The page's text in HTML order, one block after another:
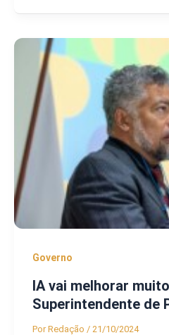
Governo
IA vai melhorar
Superintendente de
PorRedação / 21/10/2024